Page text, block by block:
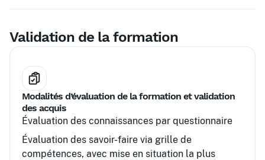
Validation de la formation
Modalités d’évaluation de la formation et validation
des acquis
Évaluation des connaissances par questionnaire
Évaluation des savoir-faire via grille de
compétences, avec mise en situation la plus